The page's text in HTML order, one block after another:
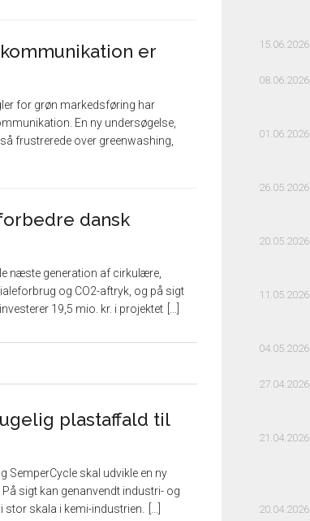
er
for grøn markedsføring har
En ny undersøgelse,
frustrerede over greenwashing,
dansk
næste generation af cirkulære,
og CO2-aftryk, og på sigt
19,5 mio. kr. i projektet
plastaffald til
SemperCycle skal udvikle en ny
sigt kan genanvendt industri- og
skala i kemi-industrien.
15.06.2026
08.06.2026
01.06.2026
26.05.2026
20.05.2026
11.05.2026
04.05.2026
27.04.2026
21.04.2026
20.04.2026